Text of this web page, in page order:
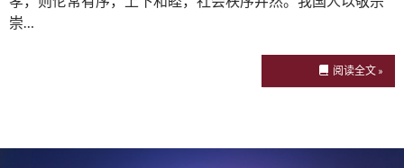
崇…
阅读全文 »